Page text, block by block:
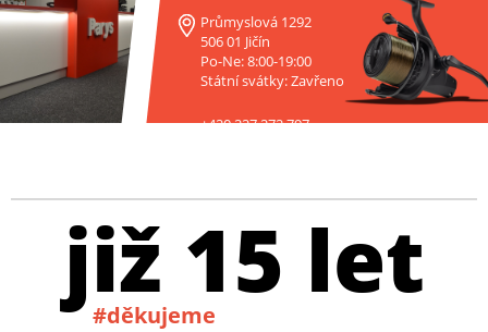
Průmyslová 1292
506 01 Jičín
Po-Ne: 8:00-19:00
Státní svátky: Zavřeno
+420 227 272 797
již 15 let
#děkujeme